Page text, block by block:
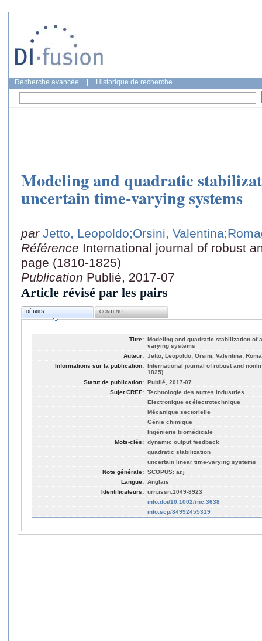
Recherche avancée Historique de recherche
Modeling and quadratic
uncertain time-varying systems
par Jetto, Leopoldo;Orsini, Valentina
Référence International journal of robust
page (1810-1825)
Publication Publié, 2017-07
Article révisé par les pairs
DÉTAILS CONTENU
Titre: Modeling and quadratic stabilization of
varying systems
Auteur: Jetto, Leopoldo; Orsini, Valentina;
Informations sur la publication: International journal of robust and
1825)
Statut de publication: Publié, 2017-07
Sujet CREF: Technologie des autres industries
Electronique et électrotechnique
Mécanique sectorielle
Génie chimique
Ingénierie biomédicale
Mots-clés: dynamic output feedback
quadratic stabilization
uncertain linear time-varying systems
Note générale: SCOPUS: ar.j
Langue: Anglais
Identificateurs: urn:issn:1049-8923
info:doi/10.1002/rnc.3638
info:scp/84992455319